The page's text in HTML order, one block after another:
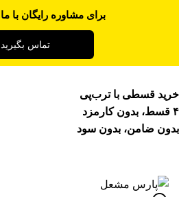
خرید قسطی با ترب‌پی
۴ قسط، بدون کارمزد
بدون ضامن، بدون سود
برای مشاوره رایگان با
تماس بگیرید